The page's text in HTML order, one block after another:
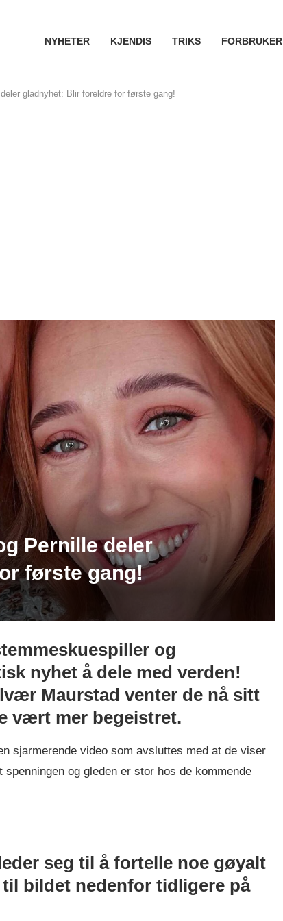
NYHETER KJENDIS TRIKS FORBRUKER
gladnyhet: Blir foreldre for første gang!
Pernille deler
første gang!
og
nyhet å dele med verden!
Maurstad venter de nå sitt
vært mer begeistret.
sjarmerende video som avsluttes med at de viser
og gleden er stor hos de kommende
seg til å fortelle noe gøyalt
bildet nedenfor tidligere på